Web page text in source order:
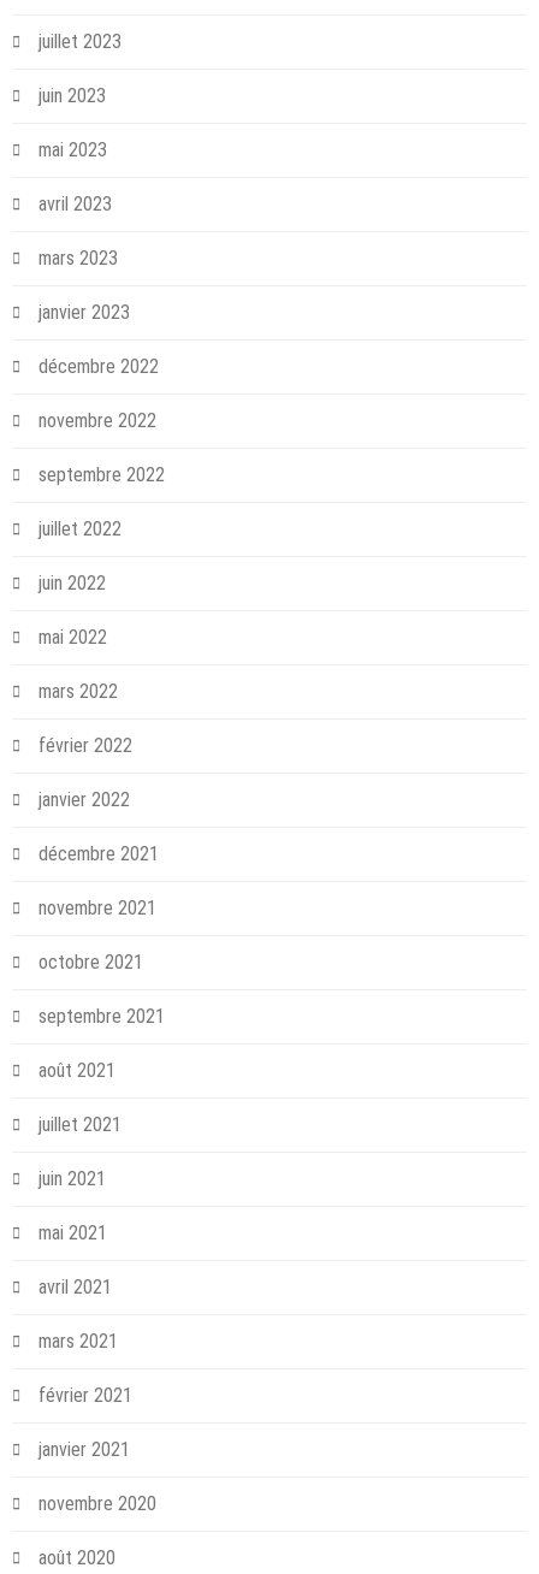
juillet 2023
juin 2023
mai 2023
avril 2023
mars 2023
janvier 2023
décembre 2022
novembre 2022
septembre 2022
juillet 2022
juin 2022
mai 2022
mars 2022
février 2022
janvier 2022
décembre 2021
novembre 2021
octobre 2021
septembre 2021
août 2021
juillet 2021
juin 2021
mai 2021
avril 2021
mars 2021
février 2021
janvier 2021
novembre 2020
août 2020